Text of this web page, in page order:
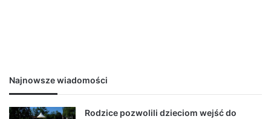
Najnowsze wiadomości
Rodzice pozwolili dzieciom wejść do